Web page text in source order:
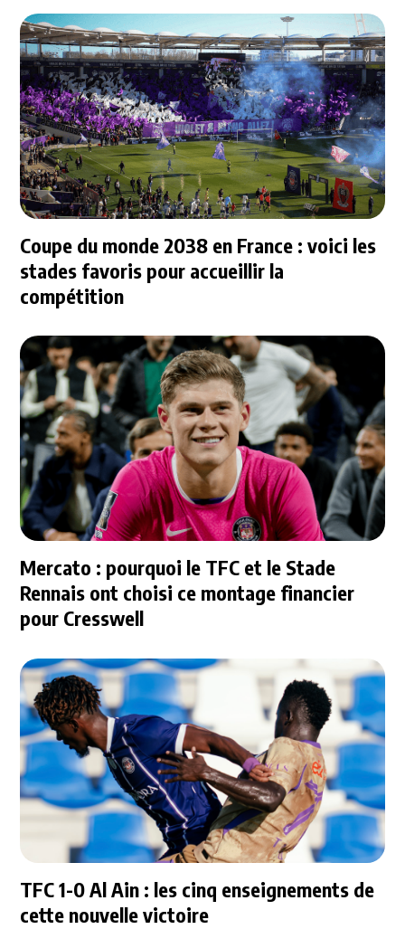
Coupe du monde 2038 en France : voici les
stades favoris pour accueillir la
compétition
Mercato : pourquoi le TFC et le Stade
Rennais ont choisi ce montage financier
pour Cresswell
TFC 1-0 Al Ain : les cinq enseignements de
cette nouvelle victoire